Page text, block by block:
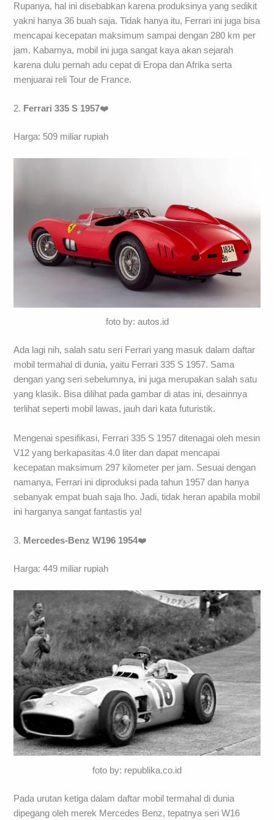
Rupanya, hal ini disebabkan karena produksinya yang sedikit
yakni hanya 36 buah saja. Tidak hanya itu, Ferrari ini juga bisa
mencapai kecepatan maksimum sampai dengan 280 km per
jam. Kabarnya, mobil ini juga sangat kaya akan sejarah
karena dulu pernah adu cepat di Eropa dan Afrika serta
menjuarai reli Tour de France.
2. Ferrari 335 S 1957❤️
Harga: 509 miliar rupiah
foto by: autos.id
Ada lagi nih, salah satu seri Ferrari yang masuk dalam daftar
mobil termahal di dunia, yaitu Ferrari 335 S 1957. Sama
dengan yang seri sebelumnya, ini juga merupakan salah satu
yang klasik. Bisa dilihat pada gambar di atas ini, desainnya
terlihat seperti mobil lawas, jauh dari kata futuristik.
Mengenai spesifikasi, Ferrari 335 S 1957 ditenagai oleh mesin
V12 yang berkapasitas 4.0 liter dan dapat mencapai
kecepatan maksimum 297 kilometer per jam. Sesuai dengan
namanya, Ferrari ini diproduksi pada tahun 1957 dan hanya
sebanyak empat buah saja lho. Jadi, tidak heran apabila mobil
ini harganya sangat fantastis ya!
3. Mercedes-Benz W196 1954❤️
Harga: 449 miliar rupiah
foto by: republika.co.id
Pada urutan ketiga dalam daftar mobil termahal di dunia
dipegang oleh merek Mercedes Benz, tepatnya seri W16